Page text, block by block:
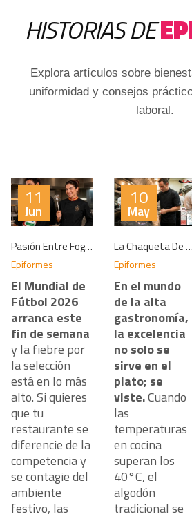
HISTORIAS DE
Explora artículos sobre
uniformidad y consejos
laboral.
a
contigo
11
Jun
Pasión Entre Fogones: Súmate Al Mundial 2026 Con Las Chaquetas De Cocina Egochef Bandera De España
Epiformes
El Mundial de
Fútbol 2026
arranca este
fin de semana
y la fiebre por
la selección
está en lo más
alto. Si quieres
que tu
restaurante se
diferencie de la
competencia y
se contagie del
ambiente
festivo, las
10
May
La Chaqueta De Cocina Definitiva Para El Verano: Tecnología Egochef Ottavio
Epiformes
En el mundo
de la alta
gastronomía,
la excelencia
no solo se
sirve en el
plato; se
viste.Cuando
las
temperaturas
en cocina
superan los
40°C, el
algodón
tradicional se